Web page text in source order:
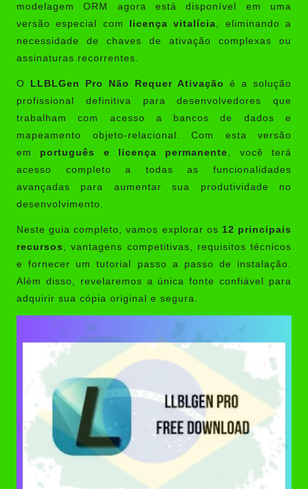
modelagem ORM agora está disponível em uma
versão especial com
licença vitalícia , eliminando a
necessidade de chaves de ativação complexas ou
assinaturas recorrentes.
O LLBLGen Pro Não Requer Ativação
é a solução
profissional definitiva para desenvolvedores que
trabalham com acesso a bancos de dados e
mapeamento objeto-relacional. Com esta versão
em português e licença permanente , você terá
acesso completo a todas as funcionalidades
avançadas para aumentar sua produtividade no
desenvolvimento.
Neste guia completo, vamos explorar os 12 principais
recursos
, vantagens competitivas, requisitos técnicos
e fornecer um tutorial passo a passo de instalação.
Além disso, revelaremos a única fonte confiável para
adquirir sua cópia original e segura.